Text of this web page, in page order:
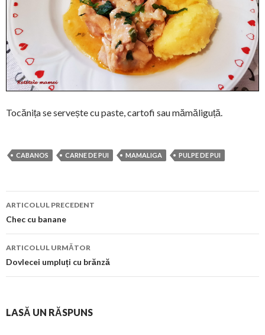
Tocănița se servește cu paste, cartofi sau mămăliguță.
CABANOS CARNE DE PUI MAMALIGA PULPE DE PUI
Navigare
în
articol
ARTICOLUL PRECEDENT
Chec cu banane
ARTICOLUL URMĂTOR
Dovlecei umpluți cu brănză
LASĂ UN RĂSPUNS